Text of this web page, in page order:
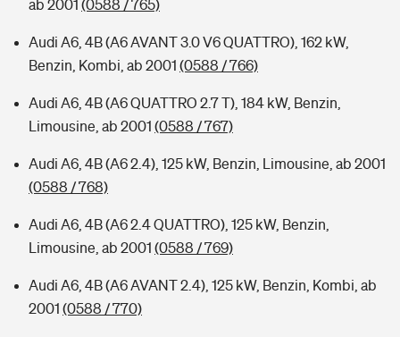
ab 2001 (0588 / 765)
Audi A6, 4B (A6 AVANT 3.0 V6 QUATTRO), 162 kW,
Benzin, Kombi, ab 2001 (0588 / 766)
Audi A6, 4B (A6 QUATTRO 2.7 T), 184 kW, Benzin,
Limousine, ab 2001 (0588 / 767)
Audi A6, 4B (A6 2.4), 125 kW, Benzin, Limousine, ab 2001
(0588 / 768)
Audi A6, 4B (A6 2.4 QUATTRO), 125 kW, Benzin,
Limousine, ab 2001 (0588 / 769)
Audi A6, 4B (A6 AVANT 2.4), 125 kW, Benzin, Kombi, ab
2001 (0588 / 770)